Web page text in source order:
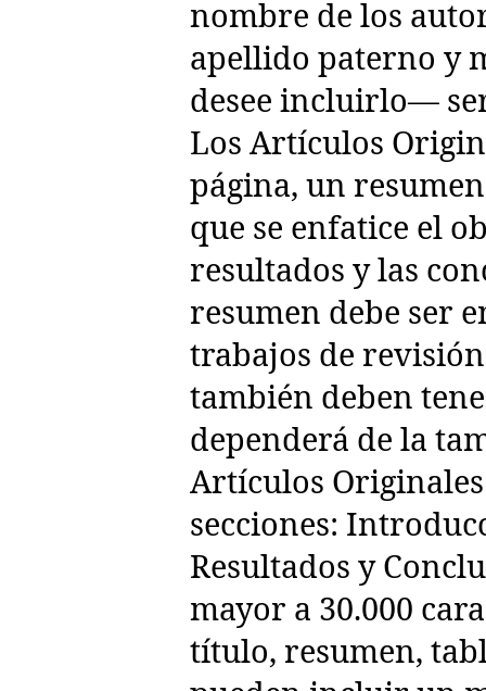
nombre de los
apellido paterno y
desee incluirlo—
Los Artículos
página, un
que se enfatice el
resultados y las
resumen debe ser
trabajos de
también deben
dependerá de la
Artículos
secciones:
Resultados y
mayor a 30.000
título, resumen,